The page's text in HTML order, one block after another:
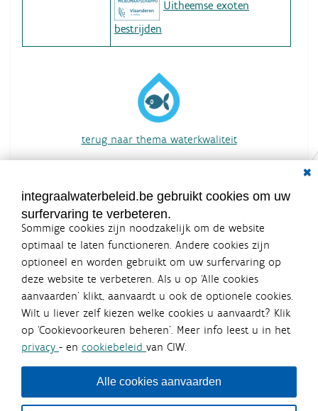
Uitheemse exoten
bestrijden
terug naar thema waterkwaliteit
overzicht van alle acties
integraalwaterbeleid.be gebruikt cookies om uw
surfervaring te verbeteren.
Sommige cookies zijn noodzakelijk om de website
optimaal te laten functioneren. Andere cookies zijn
optioneel en worden gebruikt om uw surfervaring op
deze website te verbeteren. Als u op ‘Alle cookies
aanvaarden’ klikt, aanvaardt u ook de optionele cookies.
Wilt u liever zelf kiezen welke cookies u aanvaardt? Klik
op ‘Cookievoorkeuren beheren’. Meer info leest u in het
privacy - en cookiebeleid van CIW.
Alle cookies aanvaarden
Integraalwaterbeleid.be is een
officiële website van de Vlaamse
overheid
uitgegeven door Coördinatiecommissie Integraal
Waterbeleid
De Coördinatiecommissie Integraal Waterbeleid (CIW) is een
bestuursniveaus die bij het waterbeleid betrokken zijn. Ook
waterbedrijven nemen deel aan het overleg. Deze
samenwerking zorgt voor een gecoördineerde en